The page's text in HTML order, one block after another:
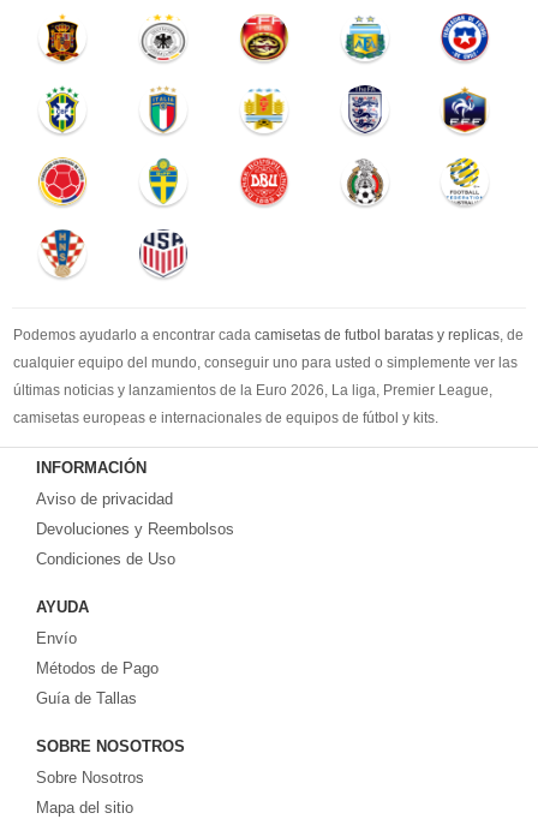
Podemos ayudarlo a encontrar cada camisetas de futbol baratas y replicas , de
cualquier equipo del mundo, conseguir uno para usted o simplemente ver las
últimas noticias y lanzamientos de la Euro 2026, La liga, Premier League,
camisetas europeas e internacionales de equipos de fútbol y kits.
Comprecamisetas de futbol baratasen la tienda deportiva más grande de
Europa. ¡Grandes ofertas en todas las camisetas del club de fútbol, ​​kits
europeos e internacionales, todo a los precios más bajos!
Compre nuestra gran selección de
equipaciones, camisetas y un portero a partir de €17.6. Diseños de fútbol
INFORMACIÓN
Aviso de privacidad
Devoluciones y Reembolsos
Condiciones de Uso
AYUDA
Envío
Métodos de Pago
Guía de Tallas
SOBRE NOSOTROS
Sobre Nosotros
Mapa del sitio